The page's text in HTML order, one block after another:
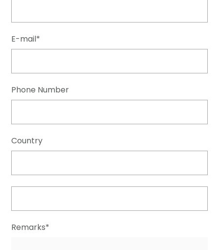
E-mail*
Phone Number
Country
Remarks*